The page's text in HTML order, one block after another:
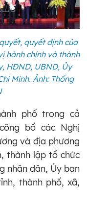
quyết định của
hành chính và thành
HĐND, UBND, Ủy
Minh. Ảnh: Thống
phố trong cả
bố các Nghị
và địa phương
thành lập tổ chức
nhân dân, Ủy ban
thành phố, xã,